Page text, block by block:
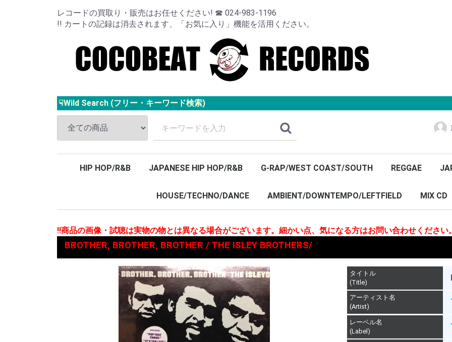
レコードの買取り・販売はお任せください! ☎ 024-983-1196
!! カートの記録は消去されます、「お気に入り」機能を活用ください。
☟Wild Search (フリー・キーワード検索)
HIP HOP/R&B JAPANESE HIP HOP/R&B G-RAP/WEST COAST/SOUTH REGGAE
HOUSE/TECHNO/DANCE AMBIENT/DOWNTEMPO/LEFTFIELD MIX CD
!!商品の画像・試聴は実物の物とは異なる場合がございます。細かい点、気になる方はお問い合わせください
BROTHER, BROTHER, BROTHER / THE ISLEY BROTHERS/
タイトル
(Title)
アーティスト名
(Artist)
レーベル名
(Label)